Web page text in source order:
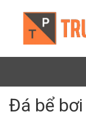
Đá bể bơi